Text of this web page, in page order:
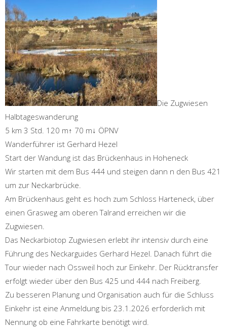
Die Zugwiesen
Halbtageswanderung
5 km 3 Std. 120 m↑ 70 m↓ ÖPNV
Wanderführer ist Gerhard Hezel
Start der Wandung ist das Brückenhaus in Hoheneck
Wir starten mit dem Bus 444 und steigen dann n den Bus 421
um zur Neckarbrücke.
Am Brückenhaus geht es hoch zum Schloss Harteneck, über
einen Grasweg am oberen Talrand erreichen wir die
Zugwiesen.
Das Neckarbiotop Zugwiesen erlebt ihr intensiv durch eine
Führung des Neckarguides Gerhard Hezel. Danach führt die
Tour wieder nach Ossweil hoch zur Einkehr. Der Rücktransfer
erfolgt wieder über den Bus 425 und 444 nach Freiberg.
Zu besseren Planung und Organisation auch für die Schluss
Einkehr ist eine Anmeldung bis 23.1.2026 erforderlich mit
Nennung ob eine Fahrkarte benötigt wird.